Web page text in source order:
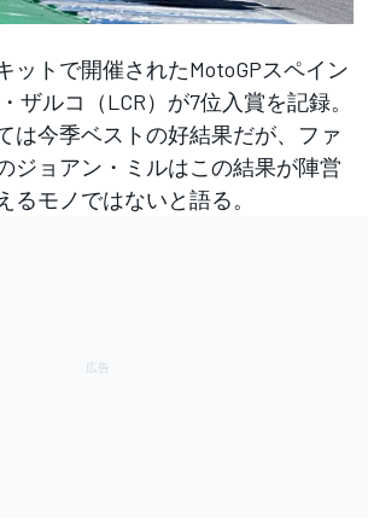
トで開催されたMotoGPスペイン
ザルコ（LCR）が7位入賞を記録。
は今季ベストの好結果だが、ファ
ジョアン・ミルはこの結果が陣営
るモノではないと語る。